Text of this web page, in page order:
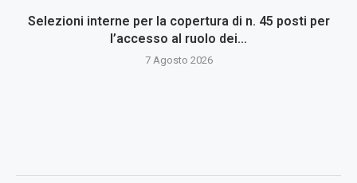
Selezioni interne per la copertura di n. 45 posti per
l’accesso al ruolo dei...
7 Agosto 2026